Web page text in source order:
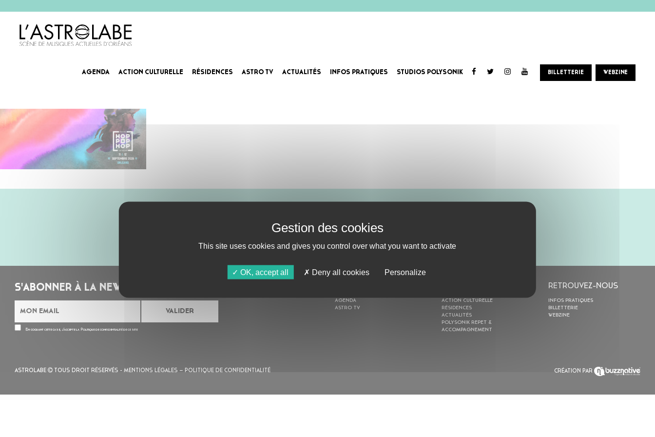
AGENDA ACTION CULTURELLE RÉSIDENCES ASTRO TV ACTUALITÉS INFOS PRATIQUES STUDIOS POLYSONIK BILLETTERIE WEBZINE
ABONNE-TOI !
S'ABONNER À LA NEWSLETTER
En cochant cette case, j’accepte la Politique de confidentialitéde ce site
AGENDA
ASTRO TV
ACTION CULTURELLE
RÉSIDENCES
ACTUALITÉS
POLYSONIK REPET &
ACCOMPAGNEMENT
RETROUVEZ-NOUS
INFOS PRATIQUES
BILLETTERIE
WEBZINE
ASTROLABE TOUS DROIT RÉSERVÉS - MENTIONS LÉGALES – POLITIQUE DE CONFIDENTIALITÉ CRÉATION PAR
This site uses cookies and gives you control over what you want to activate
OK, accept all Deny all cookies Personalize